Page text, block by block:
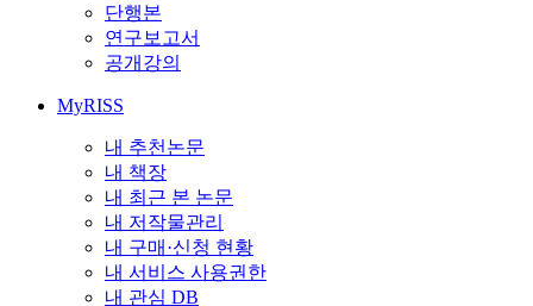
단행본
연구보고서
공개강의
MyRISS
내 추천논문
내 책장
내 최근 본 논문
내 저작물관리
내 구매·신청 현황
내 서비스 사용권한
내 관심 DB